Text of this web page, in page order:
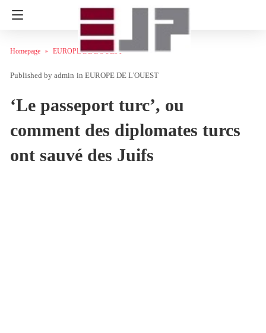
Homepage EUROPE DE L'OUEST
admin in EUROPE DE L'OUEST
‘Le passeport turc’, ou
comment des diplomates turcs
ont sauvé des Juifs